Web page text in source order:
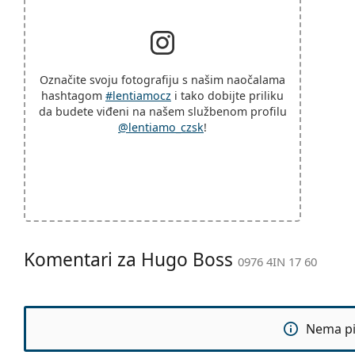
Označite svoju fotografiju s našim naočalama
hashtagom #lentiamocz i tako dobijte priliku
da budete viđeni na našem službenom profilu
@lentiamo_czsk!
Komentari za Hugo Boss 0976 4IN 17 60
Nema